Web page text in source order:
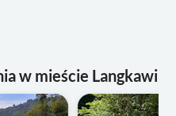
w mieście Langkawi